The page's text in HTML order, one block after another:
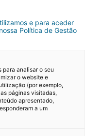
Três
na sua
e para aceder
Política de Gestão
para analisar o seu
o website e
(por exemplo,
páginas visitadas,
apresentado,
a um